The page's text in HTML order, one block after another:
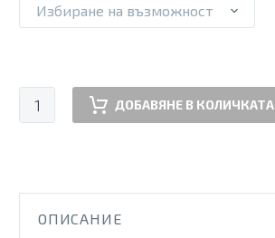
Избиране на възможност
количество
за
BLAU
ДОБАВЯНЕ В КОЛИЧКАТА
ОПИСАНИЕ